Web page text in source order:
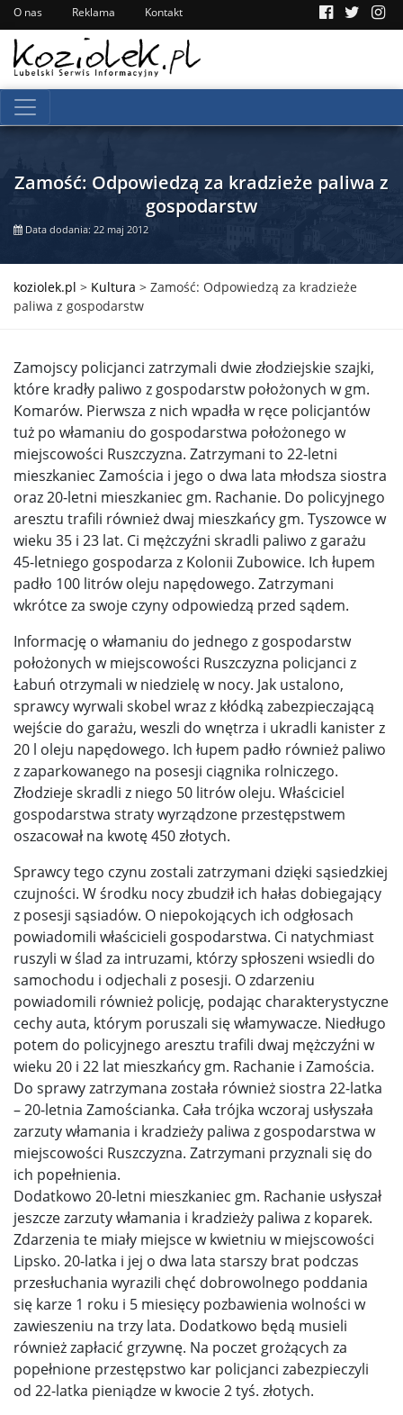
O nas Reklama Kontakt
Zamość: Odpowiedzą za kradzieże paliwa z
gospodarstw
Data dodania: 22 maj 2012
koziolek.pl > Kultura > Zamość: Odpowiedzą za kradzieże
paliwa z gospodarstw
Zamojscy policjanci zatrzymali dwie złodziejskie szajki,
które kradły paliwo z gospodarstw położonych w gm.
Komarów. Pierwsza z nich wpadła w ręce policjantów
tuż po włamaniu do gospodarstwa położonego w
miejscowości Ruszczyzna. Zatrzymani to 22-letni
mieszkaniec Zamościa i jego o dwa lata młodsza siostra
oraz 20-letni mieszkaniec gm. Rachanie. Do policyjnego
aresztu trafili również dwaj mieszkańcy gm. Tyszowce w
wieku 35 i 23 lat. Ci mężczyźni skradli paliwo z garażu
45-letniego gospodarza z Kolonii Zubowice. Ich łupem
padło 100 litrów oleju napędowego. Zatrzymani
wkrótce za swoje czyny odpowiedzą przed sądem.
Informację o włamaniu do jednego z gospodarstw
położonych w miejscowości Ruszczyzna policjanci z
Łabuń otrzymali w niedzielę w nocy. Jak ustalono,
sprawcy wyrwali skobel wraz z kłódką zabezpieczającą
wejście do garażu, weszli do wnętrza i ukradli kanister z
20 l oleju napędowego. Ich łupem padło również paliwo
z zaparkowanego na posesji ciągnika rolniczego.
Złodzieje skradli z niego 50 litrów oleju. Właściciel
gospodarstwa straty wyrządzone przestępstwem
oszacował na kwotę 450 złotych.
Sprawcy tego czynu zostali zatrzymani dzięki sąsiedzkiej
czujności. W środku nocy zbudził ich hałas dobiegający
z posesji sąsiadów. O niepokojących ich odgłosach
powiadomili właścicieli gospodarstwa. Ci natychmiast
ruszyli w ślad za intruzami, którzy spłoszeni wsiedli do
samochodu i odjechali z posesji. O zdarzeniu
powiadomili również policję, podając charakterystyczne
cechy auta, którym poruszali się włamywacze. Niedługo
potem do policyjnego aresztu trafili dwaj mężczyźni w
wieku 20 i 22 lat mieszkańcy gm. Rachanie i Zamościa.
Do sprawy zatrzymana została również siostra 22-latka
– 20-letnia Zamościanka. Cała trójka wczoraj usłyszała
zarzuty włamania i kradzieży paliwa z gospodarstwa w
miejscowości Ruszczyzna. Zatrzymani przyznali się do
ich popełnienia.
Dodatkowo 20-letni mieszkaniec gm. Rachanie usłyszał
jeszcze zarzuty włamania i kradzieży paliwa z koparek.
Zdarzenia te miały miejsce w kwietniu w miejscowości
Lipsko. 20-latka i jej o dwa lata starszy brat podczas
przesłuchania wyrazili chęć dobrowolnego poddania
się karze 1 roku i 5 miesięcy pozbawienia wolności w
zawieszeniu na trzy lata. Dodatkowo będą musieli
również zapłacić grzywnę. Na poczet grożących za
popełnione przestępstwo kar policjanci zabezpieczyli
od 22-latka pieniądze w kwocie 2 tyś. złotych.